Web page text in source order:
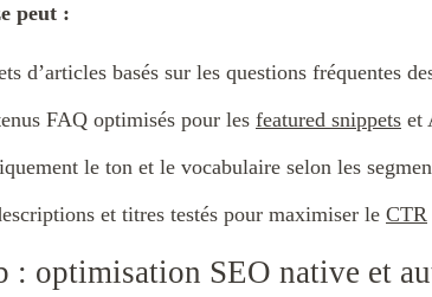
peut :
d’articles basés sur les questions fréquentes
FAQ optimisés pour les featured snippets et
le ton et le vocabulaire selon les
et titres testés pour maximiser le CTR
: optimisation SEO native et